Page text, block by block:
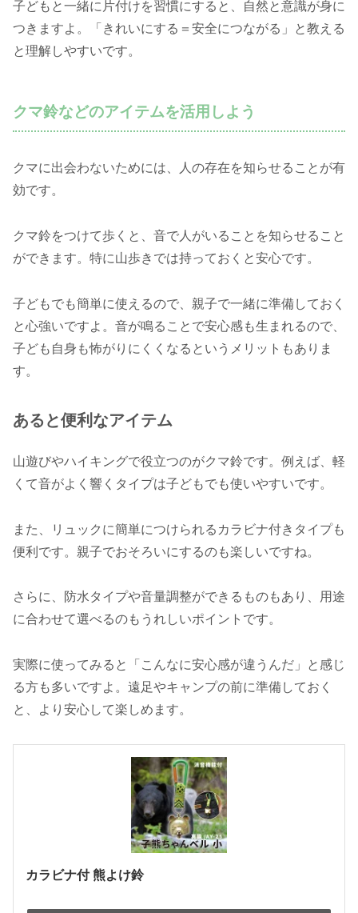
子どもと一緒に片付けを習慣にすると、自然と意識が身に
つきますよ。「きれいにする＝安全につながる」と教える
と理解しやすいです。
クマ鈴などのアイテムを活用しよう
クマに出会わないためには、人の存在を知らせることが有
効です。
クマ鈴をつけて歩くと、音で人がいることを知らせること
ができます。特に山歩きでは持っておくと安心です。
子どもでも簡単に使えるので、親子で一緒に準備しておく
と心強いですよ。音が鳴ることで安心感も生まれるので、
子ども自身も怖がりにくくなるというメリットもありま
す。
あると便利なアイテム
山遊びやハイキングで役立つのがクマ鈴です。例えば、軽
くて音がよく響くタイプは子どもでも使いやすいです。
また、リュックに簡単につけられるカラビナ付きタイプも
便利です。親子でおそろいにするのも楽しいですね。
さらに、防水タイプや音量調整ができるものもあり、用途
に合わせて選べるのもうれしいポイントです。
実際に使ってみると「こんなに安心感が違うんだ」と感じ
る方も多いですよ。遠足やキャンプの前に準備しておく
と、より安心して楽しめます。
カラビナ付 熊よけ鈴